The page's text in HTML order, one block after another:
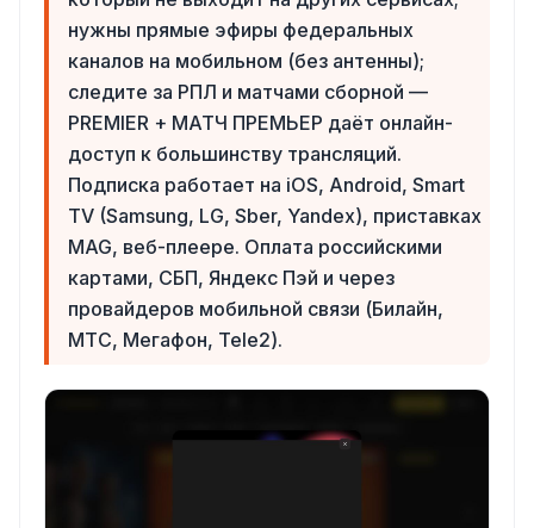
нужны прямые эфиры федеральных
каналов на мобильном (без антенны);
следите за РПЛ и матчами сборной —
PREMIER + МАТЧ ПРЕМЬЕР даёт онлайн-
доступ к большинству трансляций.
Подписка работает на iOS, Android, Smart
TV (Samsung, LG, Sber, Yandex), приставках
MAG, веб-плеере. Оплата российскими
картами, СБП, Яндекс Пэй и через
провайдеров мобильной связи (Билайн,
МТС, Мегафон, Tele2).